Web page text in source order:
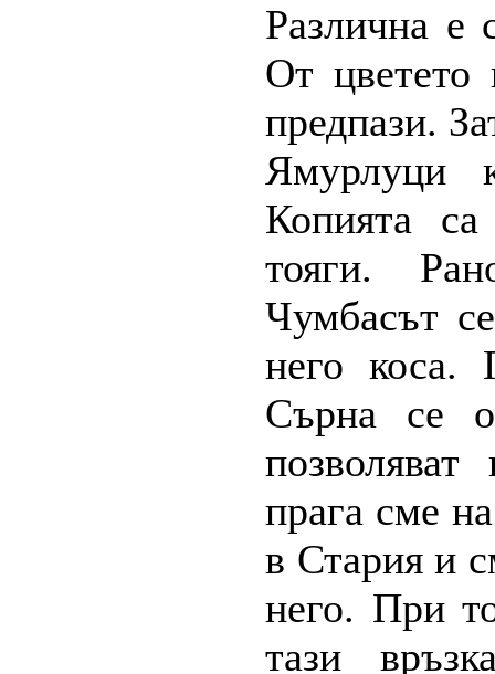
Различна е
От
предпази.
Ямурлуци
Копията
тояги.
Чумбасът
него коса.
Сърна се
прага сме
в Стария и
него. При
тази